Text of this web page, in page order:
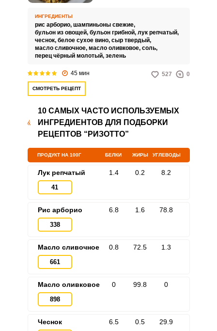
добавляется бульон и
доводится до выпаривания, что
выделяет из крупы много
крахмала и текстура блюда
получается бархатистой и
сливочной.
ИНГРЕДИЕНТЫ
рис арборио, шампиньоны свежие,
бульон из овощей, бульон грибной, лук репчатый,
чеснок, белое сухое вино, сыр твердый,
масло сливочное, масло оливковое, соль,
перец чёрный молотый, зелень
45 мин 527 0
СМОТРЕТЬ РЕЦЕПТ
10 САМЫХ ЧАСТО ИСПОЛЬЗУЕМЫХ
ИНГРЕДИЕНТОВ ДЛЯ ПОДБОРКИ
РЕЦЕПТОВ “РИЗОТТО”
ПРОДУКТ НА 100Г БЕЛКИ ЖИРЫ УГЛЕВОДЫ
Лук репчатый
41
1.4 0.2 8.2
Рис арборио
338
6.8 1.6 78.8
Масло сливочное
661
0.8 72.5 1.3
Масло оливковое
898
0 99.8 0
Чеснок 6.5 0.5 29.9